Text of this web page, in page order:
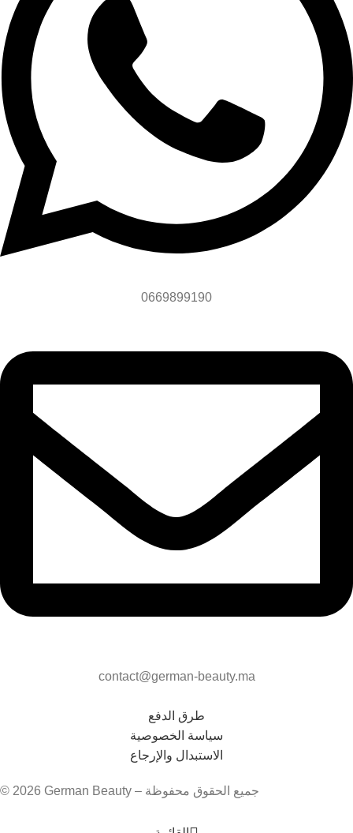
0669899190
contact@german-beauty.ma
طرق الدفع
سياسة الخصوصية
الاستبدال والإرجاع
© 2026 German Beauty – جميع الحقوق محفوظة